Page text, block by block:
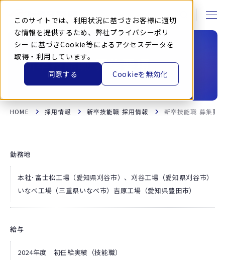
このサイトでは、利用状況に基づきお客様に適切
な情報を提供するため、弊社プライバシーポリ
シー に基づきCookie等によるアクセスデータを
取得・利用しています。
同意する
Cookieを無効化
本
新卒技能職 募集要項
HOME 採用情報 新卒技能職 採用情報 新卒技能職 募集要
勤務地
本社･富士松工場（愛知県刈谷市）、刈谷工場（愛知県刈谷市）
いなべ工場（三重県いなべ市）吉原工場（愛知県豊田市）
給与
2024年度 初任給実績（技能職）